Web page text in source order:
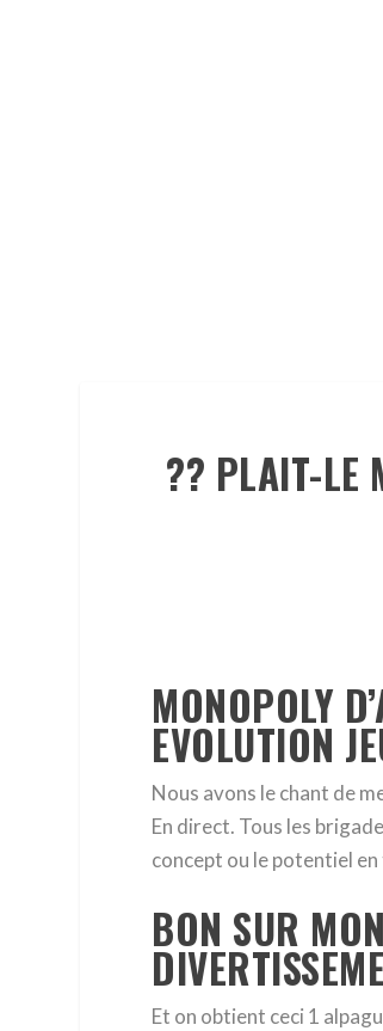
?? PLAIT-LE
MONOPOLY
EVOLUTION
Nous avons le chant de
En direct. Tous les
concept ou le potentiel
BON SUR
Et on obtient ceci 1